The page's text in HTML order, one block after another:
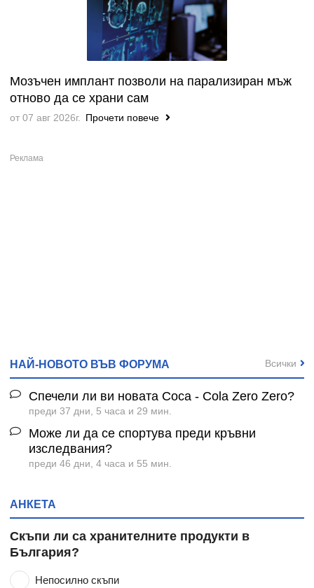
Мозъчен имплант позволи на парализиран мъж
отново да се храни сам
от 07 авг 2026г. Прочети повече
НАЙ-НОВОТО ВЪВ ФОРУМА
Спечели ли ви новата Coca - Cola Zero Zero?
преди 37 дни, 5 часа и 29 мин.
Може ли да се спортува преди кръвни
изследвания?
преди 46 дни, 4 часа и 55 мин.
Всички
АНКЕТА
Скъпи ли са хранителните продукти в
България?
Непосилно скъпи